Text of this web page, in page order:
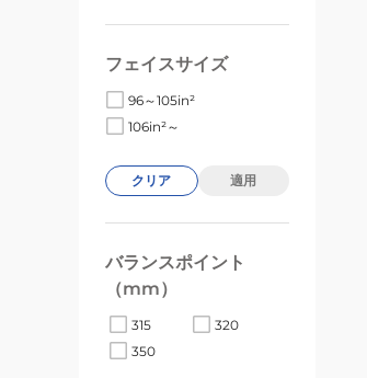
フェイスサイズ
96～105in²
106in²～
クリア 適用
バランスポイント
（mm）
315
320
350